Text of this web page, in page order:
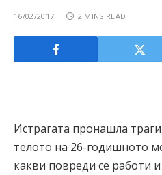
16/02/2017 2 MINS READ
Истрагата пронашла
телото на 26-годишното
какви повреди се работи